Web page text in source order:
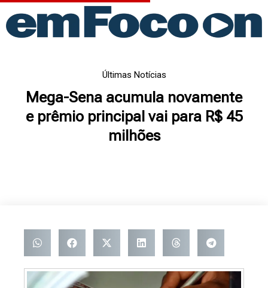
para
Últimas Notícias
Mega-Sena acumula novamente
e prêmio principal vai para R$ 45
milhões